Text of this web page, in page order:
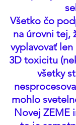
Všetko čo
na úrovni tej,
vyplavovať
3D toxicitu
všetky
mohlo
Novej ZEME